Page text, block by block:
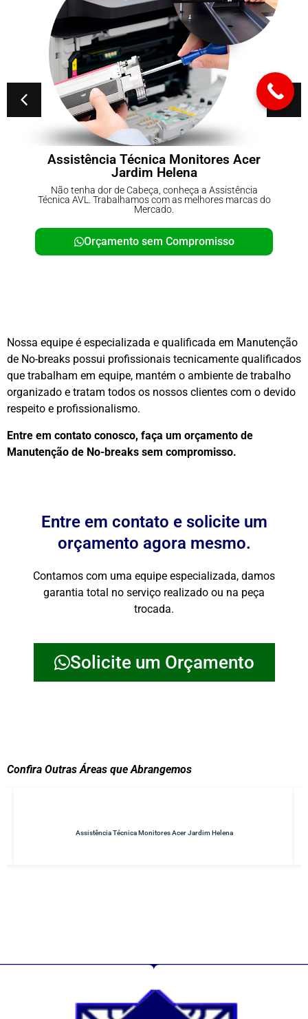
Assistência Técnica Monitores Acer
Jardim Helena
Não tenha dor de Cabeça, conheça a Assistência
Técnica AVL. Trabalhamos com as melhores marcas do
Mercado.
Orçamento sem Compromisso
Nossa equipe é especializada e qualificada em Manutenção
de No-breaks possui profissionais tecnicamente qualificados
que trabalham em equipe, mantém o ambiente de trabalho
organizado e tratam todos os nossos clientes com o devido
respeito e profissionalismo.
Entre em contato conosco, faça um orçamento de
Manutenção de No-breaks sem compromisso.
Entre em contato e solicite um
orçamento agora mesmo.
Contamos com uma equipe especializada, damos
garantia total no serviço realizado ou na peça
trocada.
Solicite um Orçamento
Confira Outras Áreas que Abrangemos
Assistência Técnica Monitores Acer Jardim Helena